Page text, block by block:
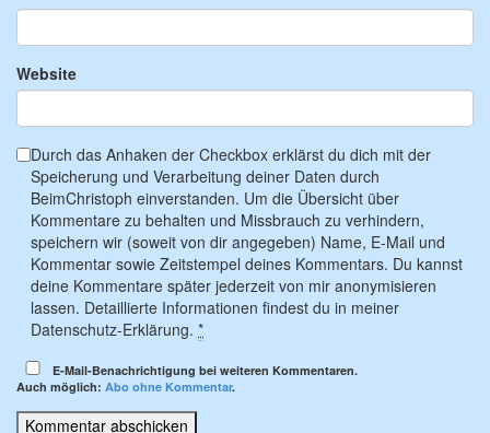
Website
Durch das Anhaken der Checkbox erklärst du dich mit der
Speicherung und Verarbeitung deiner Daten durch
BeimChristoph einverstanden. Um die Übersicht über
Kommentare zu behalten und Missbrauch zu verhindern,
speichern wir (soweit von dir angegeben) Name, E-Mail und
Kommentar sowie Zeitstempel deines Kommentars. Du kannst
deine Kommentare später jederzeit von mir anonymisieren
lassen. Detaillierte Informationen findest du in meiner
Datenschutz-Erklärung. *
E-Mail-Benachrichtigung bei weiteren Kommentaren.
Auch möglich: Abo ohne Kommentar.